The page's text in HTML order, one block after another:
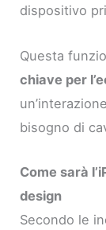
dispositivo
Questa
chiave per
bisogno di
Come sarà
design
Secondo le